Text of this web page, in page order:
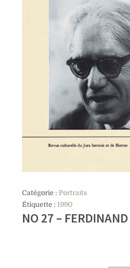
Catégorie : Portraits
Étiquette : 1990
NO 27 –